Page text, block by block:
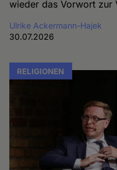
wieder das Vorwort zur
Ulrike Ackermann-Hajek
30.07.2026
RELIGIONEN